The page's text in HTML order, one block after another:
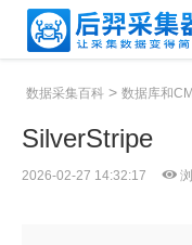
数据采集百科 > 数据库和
SilverStripe
2026-02-27 14:32:17